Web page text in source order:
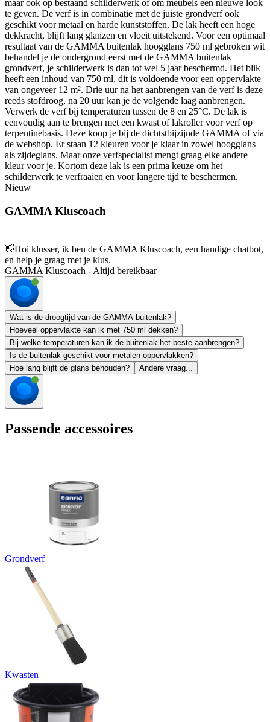
maar ook op bestaand schilderwerk of om meubels een nieuwe look
te geven. De verf is in combinatie met de juiste grondverf ook
geschikt voor metaal en harde kunststoffen. De lak heeft een hoge
dekkracht, blijft lang glanzen en vloeit uitstekend. Voor een optimaal
resultaat van de GAMMA buitenlak hoogglans 750 ml gebroken wit
behandel je de ondergrond eerst met de GAMMA buitenlak
grondverf, je schilderwerk is dan tot wel 5 jaar beschermd. Het blik
heeft een inhoud van 750 ml, dit is voldoende voor een oppervlakte
van ongeveer 12 m². Drie uur na het aanbrengen van de verf is deze
reeds stofdroog, na 20 uur kan je de volgende laag aanbrengen.
Verwerk de verf bij temperaturen tussen de 8 en 25°C. De lak is
eenvoudig aan te brengen met een kwast of lakroller voor verf op
terpentinebasis. Deze koop je bij de dichtstbijzijnde GAMMA of via
de webshop. Er staan 12 kleuren voor je klaar in zowel hoogglans
als zijdeglans. Maar onze verfspecialist mengt graag elke andere
kleur voor je. Kortom deze lak is een prima keuze om het
schilderwerk te verfraaien en voor langere tijd te beschermen.
Nieuw
GAMMA Kluscoach
👋Hoi klusser, ik ben de GAMMA Kluscoach, een handige chatbot,
en help je graag met je klus.
GAMMA Kluscoach - Altijd bereikbaar
Wat is de droogtijd van de GAMMA buitenlak?
Hoeveel oppervlakte kan ik met 750 ml dekken?
Bij welke temperaturen kan ik de buitenlak het beste aanbrengen?
Is de buitenlak geschikt voor metalen oppervlakken?
Hoe lang blijft de glans behouden?
Andere vraag...
Passende accessoires
Grondverf
Kwasten